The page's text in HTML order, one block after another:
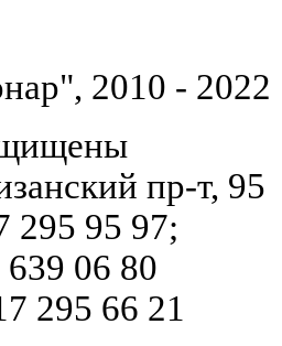
2010 - 2022
пр-т, 95
295 95 97;
06 80
295 66 21